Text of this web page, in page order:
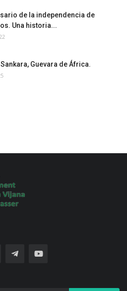
de la independencia de
Una historia...
Guevara de África.